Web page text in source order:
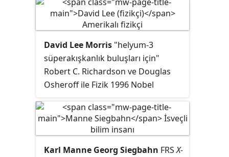
dolayı Fizik 2004 Nobel Ödülü
verilmişitir. Hâlen Kaliforniya
Üniversitesi, Santa Barbara Teorik
Fizik Kavli Enstitüsü Teorik Fizik
bölümü Frederick W. Gluck
Başkanı,direktörü ve sahibidir.
Ayrıca, UC Santa Barbara Fizik
Bölümü'nde öğretim üyesidir.
David Lee Morris "helyum-3
süperakışkanlık buluşları için"
Robert C. Richardson ve Douglas
Osheroff ile Fizik 1996 Nobel
Karl Manne Georg Siegbahn FRSX-